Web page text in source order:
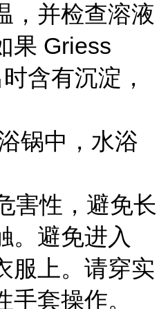
，并检查溶液
果 Griess
含有沉淀，
锅中，水浴
害性，避免长
。避免进入
服上。请穿实
套操作。